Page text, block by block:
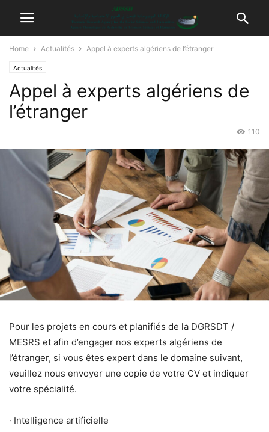
Home Actualités Appel à experts algériens de l’étranger
Actualités
Appel à experts algériens de
l’étranger
110
Pour les projets en cours et planifiés de la DGRSDT /
MESRS et afin d’engager nos experts algériens de
l’étranger, si vous êtes expert dans le domaine suivant,
veuillez nous envoyer une copie de votre CV et indiquer
votre spécialité.
· Intelligence artificielle